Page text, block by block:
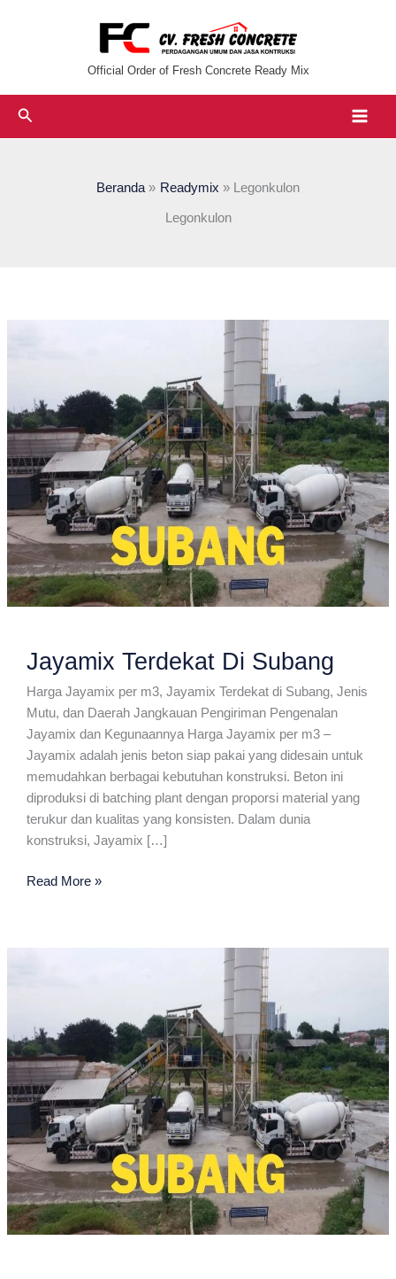
Official Order of Fresh Concrete Ready Mix
Cari
Beranda Readymix Legonkulon
Legonkulon
Jayamix Terdekat Di Subang
Harga Jayamix per m3, Jayamix Terdekat di Subang, Jenis
Mutu, dan Daerah Jangkauan Pengiriman Pengenalan
Jayamix dan Kegunaannya Harga Jayamix per m3 –
Jayamix adalah jenis beton siap pakai yang didesain untuk
memudahkan berbagai kebutuhan konstruksi. Beton ini
diproduksi di batching plant dengan proporsi material yang
terukur dan kualitas yang konsisten. Dalam dunia
konstruksi, Jayamix […]
Jayamix
Read More »